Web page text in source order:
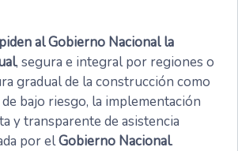
al Gobierno Nacional la
, segura e integral por regiones o
gradual de la construcción como
bajo riesgo, la implementación
y transparente de asistencia
por elGobierno Nacional.